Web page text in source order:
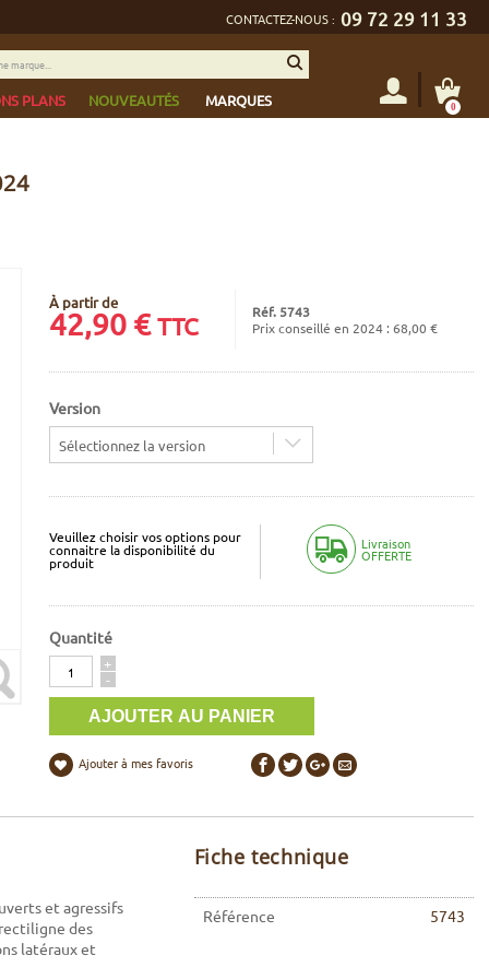
CONTACTEZ-NOUS : 09 72 29 11 33
PLANS NOUVEAUTÉS MARQUES 0
À partir de
42,90€ TTC
Réf. 5743
Prix conseillé en 2024 : 68,00 €
Version
Sélectionnez la version
Veuillez choisir vos options pour
connaitre la disponibilité du
produit
Livraison
OFFERTE
Quantité
Quantité
+
-
Ajouter à mes favoris
et agressifs
des
latéraux et
Fiche technique
Référence 5743